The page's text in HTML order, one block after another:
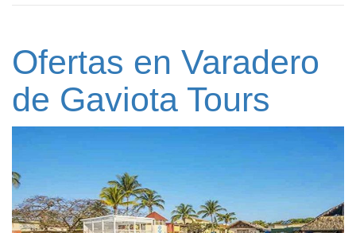
Ofertas en Varadero
de Gaviota Tours